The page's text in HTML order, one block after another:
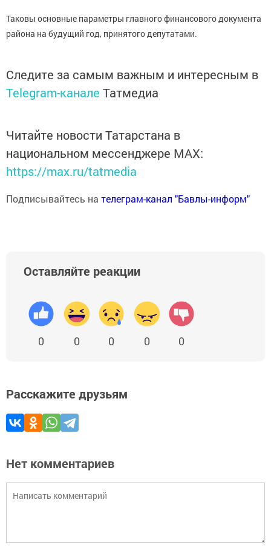
Таковы основные параметры главного финансового документа
района на будущий год, принятого депутатами.
Следите за самым важным и интересным в
Telegram-канале Татмедиа
Читайте новости Татарстана в
национальном мессенджере MАХ:
https://max.ru/tatmedia
Подписывайтесь на телеграм-канал "Бавлы-информ"
Оставляйте реакции
0 0 0 0 0
Расскажите друзьям
Нет комментариев